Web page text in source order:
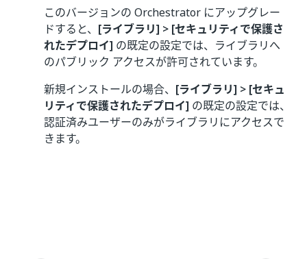
このバージョンの Orchestrator にアップグレー
ドすると、 [ライブラリ] > [セキュリティで保護さ
れたデプロイ] の既定の設定では、ライブラリへ
のパブリック アクセスが許可されています。
新規インストールの場合、 [ライブラリ] > [セキュ
リティで保護されたデプロイ] の既定の設定では、
認証済みユーザーのみがライブラリにアクセスで
きます。